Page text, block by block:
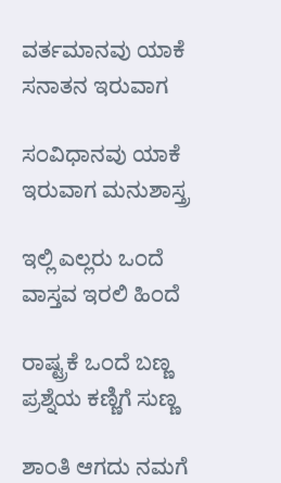
ವರ್ತಮಾನವು ಯಾಕೆ
ಸನಾತನ ಇರುವಾಗ
ಸಂವಿಧಾನವು ಯಾಕೆ
ಇರುವಾಗ ಮನುಶಾಸ್ತ್ರ
ಇಲ್ಲಿ ಎಲ್ಲರು ಒಂದೆ
ವಾಸ್ತವ ಇರಲಿ ಹಿಂದೆ
ರಾಷ್ಟ್ರಕೆ ಒಂದೆ ಬಣ್ಣ
ಪ್ರಶ್ನೆಯ ಕಣ್ಣಿಗೆ ಸುಣ್ಣ
ಶಾಂತಿ ಆಗದು ನಮಗೆ